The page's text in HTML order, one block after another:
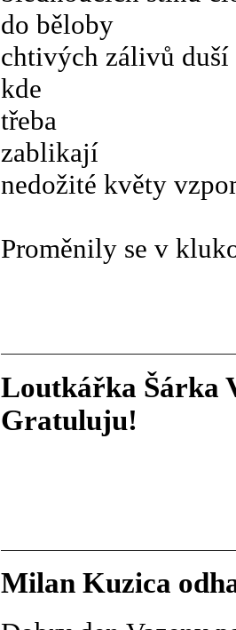
do běloby
chtivých zálivů duší
kde
třeba
zablikají
nedožité květy
Proměnily se v
Loutkářka Šárka
Gratuluju!
Milan Kuzica